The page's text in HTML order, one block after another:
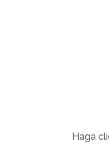
Haga